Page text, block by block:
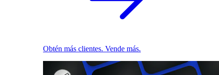
Obtén más clientes. Vende más.